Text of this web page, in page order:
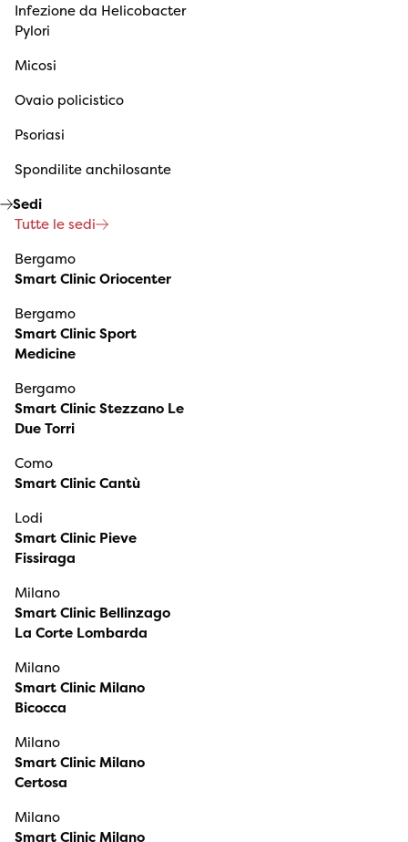
Infezione da Helicobacter
Pylori
Micosi
Ovaio policistico
Psoriasi
Spondilite anchilosante
Sedi
Tutte le sedi
Bergamo
Smart Clinic Oriocenter
Bergamo
Smart Clinic Sport
Medicine
Bergamo
Smart Clinic Stezzano Le
Due Torri
Como
Smart Clinic Cantù
Lodi
Smart Clinic Pieve
Fissiraga
Milano
Smart Clinic Bellinzago
La Corte Lombarda
Milano
Smart Clinic Milano
Bicocca
Milano
Smart Clinic Milano
Certosa
Milano
Smart Clinic Milano